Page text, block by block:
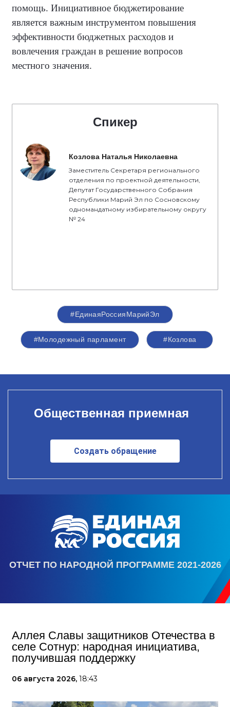
помощь. Инициативное бюджетирование
является важным инструментом повышения
эффективности бюджетных расходов и
вовлечения граждан в решение вопросов
местного значения.
Спикер
Козлова Наталья Николаевна
Заместитель Секретаря регионального
отделения по проектной деятельности,
Депутат Государственного Собрания
Республики Марий Эл по Сосновскому
одномандатному избирательному округу
№ 24
#ЕдинаяРоссияМарийЭл
#Молодежный парламент #Козлова
Общественная приемная
Создать обращение
ОТЧЕТ ПО НАРОДНОЙ ПРОГРАММЕ 2021-2026
Аллея Славы защитников Отечества в
селе Сотнур: народная инициатива,
получившая поддержку
06 августа 2026, 18:43